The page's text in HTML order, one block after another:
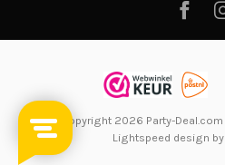
© Copyright 2026 Party-Deal.com
Lightspeed design by